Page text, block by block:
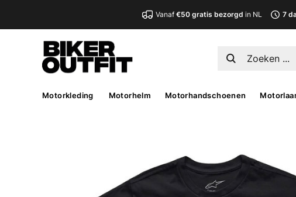
Vanaf€50 gratis bezorgd in NL 7
Motorkleding Motorhelm Motorhandschoenen